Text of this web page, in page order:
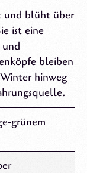
und blüht über
ist eine
bleiben
hinweg
grünem